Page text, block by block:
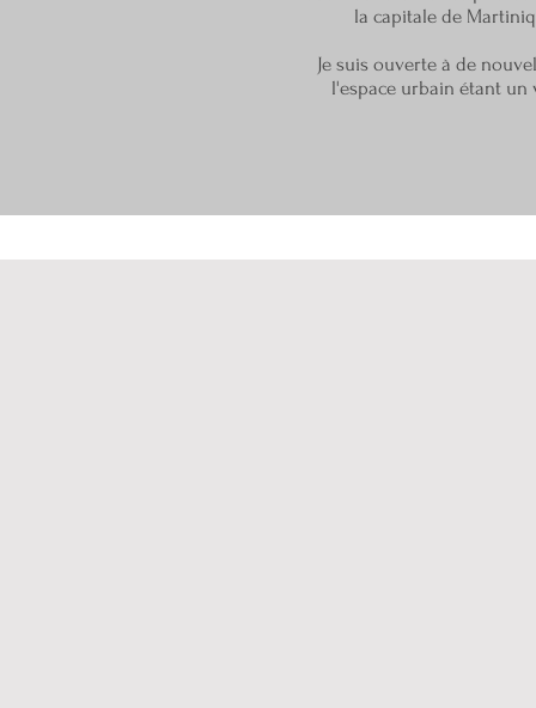
la capitale de
Je suis ouverte à de
l'espace urbain étant